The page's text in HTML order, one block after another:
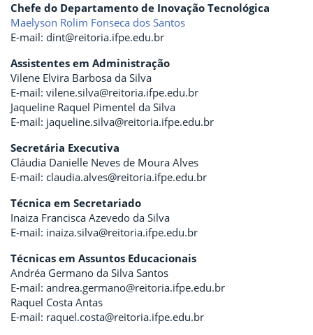
Chefe do Departamento de Inovação Tecnológica
Maelyson Rolim Fonseca dos Santos
E-mail: dint@reitoria.ifpe.edu.br
Assistentes em Administração
Vilene Elvira Barbosa da Silva
E-mail: vilene.silva@reitoria.ifpe.edu.br
Jaqueline Raquel Pimentel da Silva
E-mail: jaqueline.silva@reitoria.ifpe.edu.br
Secretária Executiva
Cláudia Danielle Neves de Moura Alves
E-mail: claudia.alves@reitoria.ifpe.edu.br
Técnica em Secretariado
Inaiza Francisca Azevedo da Silva
E-mail: inaiza.silva@reitoria.ifpe.edu.br
Técnicas em Assuntos Educacionais
Andréa Germano da Silva Santos
E-mail: andrea.germano@reitoria.ifpe.edu.br
Raquel Costa Antas
E-mail: raquel.costa@reitoria.ifpe.edu.br